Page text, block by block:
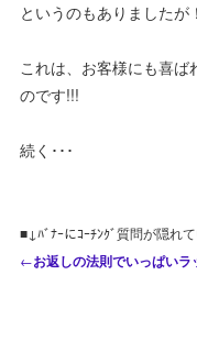
というのもありましたが！
これは、お客様にも喜ば
のです!!!
続く･･･
■↓ﾊﾞﾅｰにｺｰﾁﾝｸﾞ質問が隠れ
←お返しの法則でいっぱい